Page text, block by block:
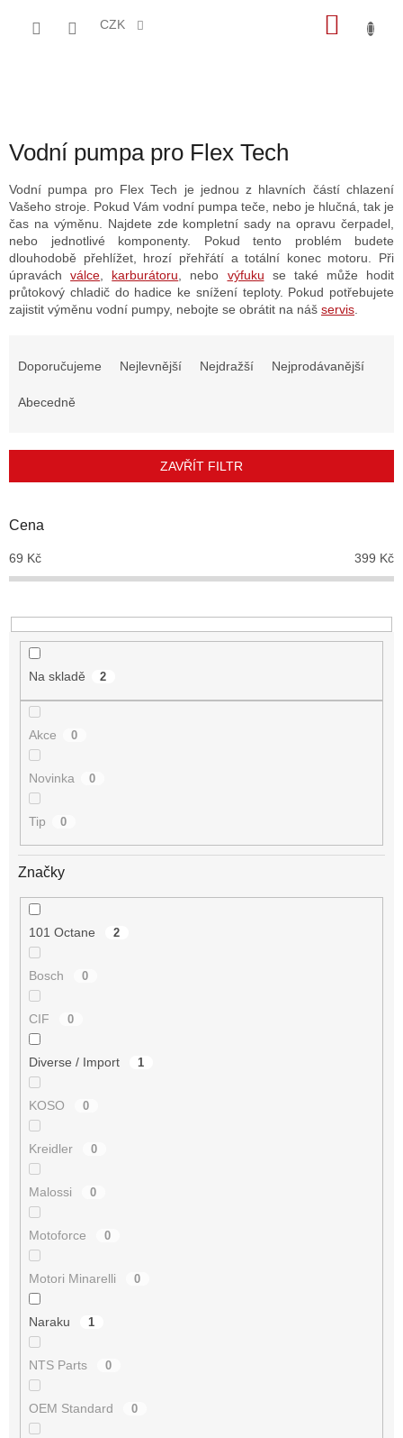
CZK
Vodní pumpa pro Flex Tech
Vodní pumpa pro Flex Tech je jednou z hlavních částí chlazení
Vašeho stroje. Pokud Vám vodní pumpa teče, nebo je hlučná, tak je
čas na výměnu. Najdete zde kompletní sady na opravu čerpadel,
nebo jednotlivé komponenty. Pokud tento problém budete
dlouhodobě přehlížet, hrozí přehřátí a totální konec motoru. Při
úpraváchválce karburátoru , nebo výfuku se také může hodit
průtokový chladič do hadice ke snížení teploty. Pokud potřebujete
zajistit výměnu vodní pumpy, nebojte se obrátit na náš servis
r
d
k
t
Doporučujeme Nejlevnější Nejdražší Nejprodávanější
Abecedně
ZAVŘÍT FILTR
Cena
69 Kč 399 Kč
Na skladě 2
Akce 0
Novinka 0
Tip 0
Značky
101 Octane 2
Bosch 0
CIF 0
Diverse / Import 1
KOSO 0
Kreidler 0
Malossi 0
Motoforce 0
Motori Minarelli 0
Naraku 1
NTS Parts 0
OEM Standard 0